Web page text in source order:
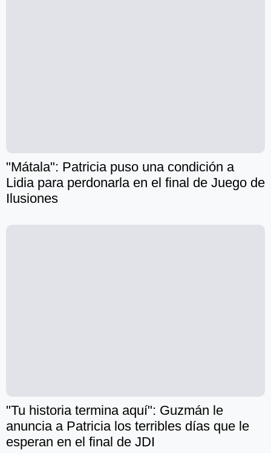
"Mátala": Patricia puso una condición a
Lidia para perdonarla en el final de Juego de
Ilusiones
"Tu historia termina aquí": Guzmán le
anuncia a Patricia los terribles días que le
esperan en el final de JDI